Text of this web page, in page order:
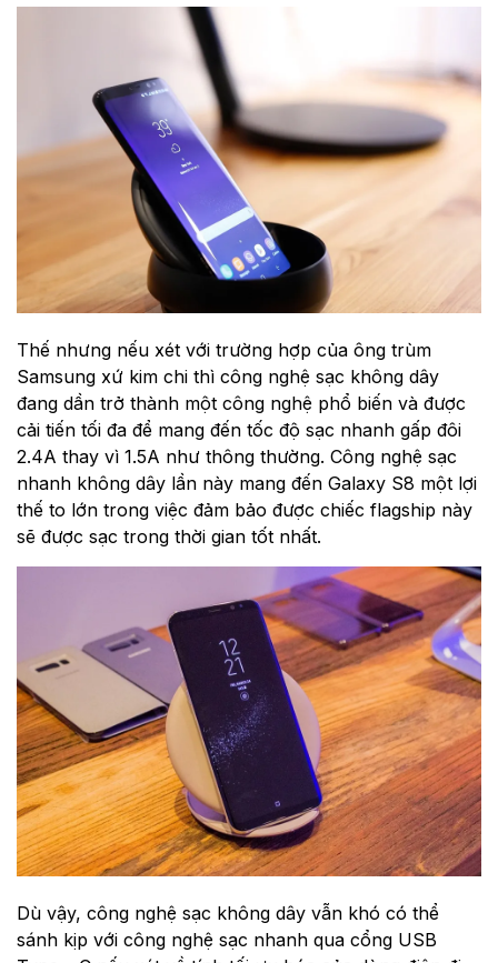
Thế nhưng nếu xét với trường hợp của ông trùm
Samsung xứ kim chi thì công nghệ sạc không dây
đang dần trở thành một công nghệ phổ biến và được
cải tiến tối đa để mang đến tốc độ sạc nhanh gấp đôi
2.4A thay vì 1.5A như thông thường. Công nghệ sạc
nhanh không dây lần này mang đến Galaxy S8 một lợi
thế to lớn trong việc đảm bảo được chiếc flagship này
sẽ được sạc trong thời gian tốt nhất.
Dù vậy, công nghệ sạc không dây vẫn khó có thể
sánh kịp với công nghệ sạc nhanh qua cổng USB